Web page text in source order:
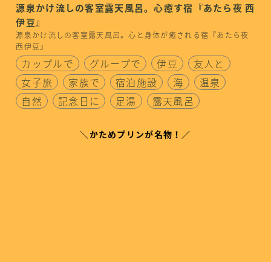
源泉かけ流しの客室露天風呂。心癒す宿『あたら夜 西
伊豆』
源泉かけ流しの客室露天風呂。心と身体が癒される宿『あたら夜
西伊豆』
カップルで グループで 伊豆
友人と
女子旅
家族で 宿泊施設 海
温泉
自然
記念日に 足湯 露天風呂
＼かためプリンが名物！／